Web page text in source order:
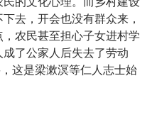
去，开会也没有群众来，
农民甚至担心子女进村学
了公家人后失去了劳动
这是梁漱溟等仁人志士始